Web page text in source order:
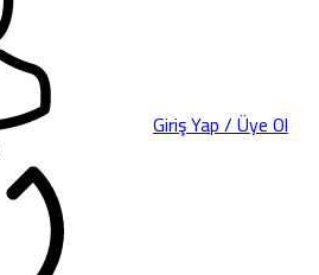
Giriş Yap / Üye Ol